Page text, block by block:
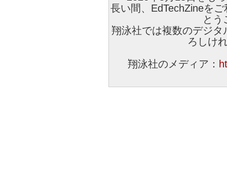
長い間、EdTechZineを
とう
翔泳社では複数のデジ
ろしけ
翔泳社のメディア：